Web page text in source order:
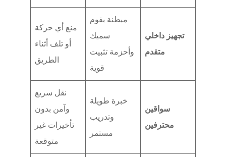
تجهيز داخلي
متقدم
مبطنة بفوم
سميك
وأحزمة تثبيت
قوية
منع أي حركة
أو تلف أثناء
الطريق
سواقين
محترفين
خبرة طويلة
وتدريب
مستمر
نقل سريع
وآمن بدون
تأخيرات غير
متوقعة